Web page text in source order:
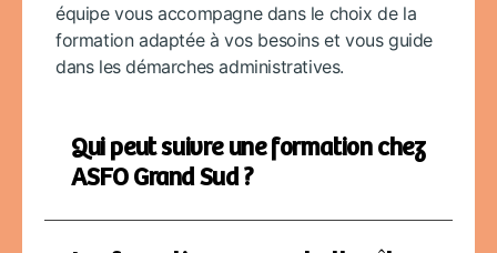
équipe vous accompagne dans le choix de la
formation adaptée à vos besoins et vous guide
dans les démarches administratives.
Qui peut suivre une formation chez
ASFO Grand Sud ?